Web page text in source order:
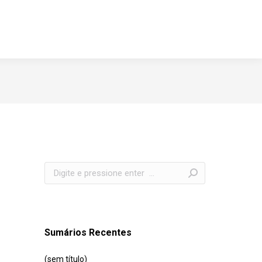
Search:
Sumários Recentes
(sem título)